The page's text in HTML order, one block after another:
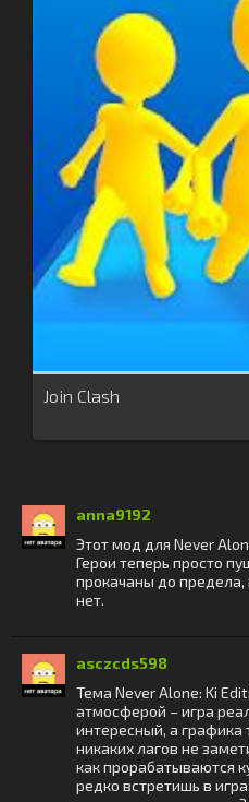
Join Clash
anna9192
Этот мод для Never
Герои теперь просто
прокачаны до предела,
нет.
asczcds598
Тема Never Alone: Ki
атмосферой – игра
интересный, а графика
никаких лагов не
как прорабатываются
редко встретишь в